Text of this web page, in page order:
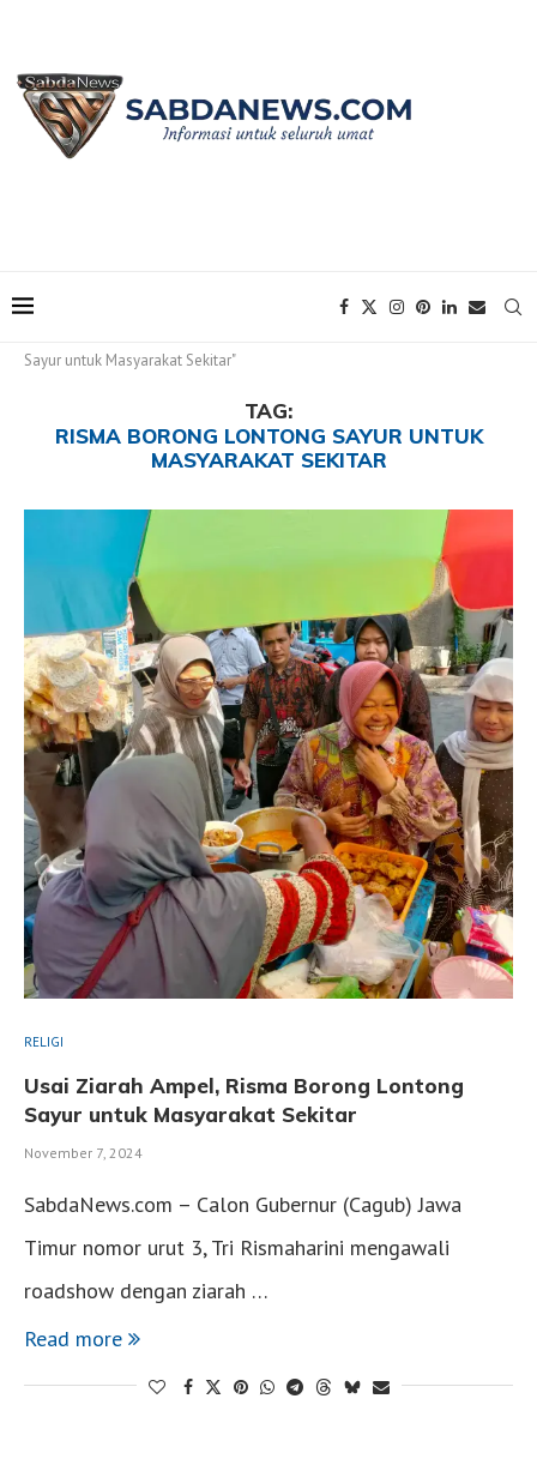
Sayur untuk Masyarakat Sekitar"
TAG:
RISMA BORONG LONTONG SAYUR UNTUK
MASYARAKAT SEKITAR
RELIGI
Usai Ziarah Ampel, Risma Borong Lontong
Sayur untuk Masyarakat Sekitar
November 7, 2024
SabdaNews.com – Calon Gubernur (Cagub) Jawa
Timur nomor urut 3, Tri Rismaharini mengawali
roadshow dengan ziarah …
Read more